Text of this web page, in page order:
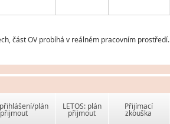
část OV probíhá v reálném pracovním prostředí.
plán
přijmout
LETOS: plán
přijmout
Přijímací
zkouška